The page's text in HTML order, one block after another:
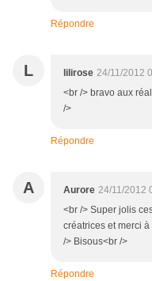
Répondre
L lilirose 24/11/2012
<br /> bravo aux
/>
Répondre
A Aurore 24/11/2012
<br /> Super jolis
créatrices et merci
/> Bisous<br />
Répondre